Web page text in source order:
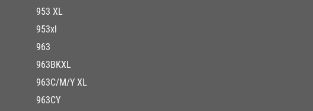
953 XL
953xl
963
963BKXL
963C/M/Y XL
963CY